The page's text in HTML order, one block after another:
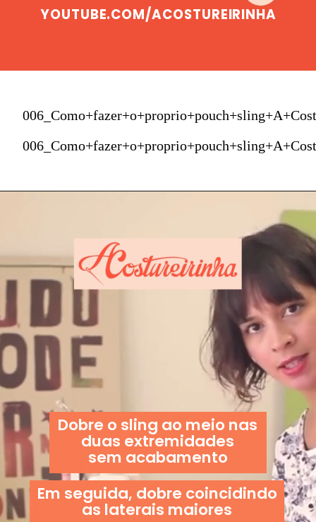
YOUTUBE.COM/ACOSTUREIRINHA
Dobre o sling ao meio nas
duas extremidades
sem acabamento
Em seguida, dobre coincidindo
as laterais maiores